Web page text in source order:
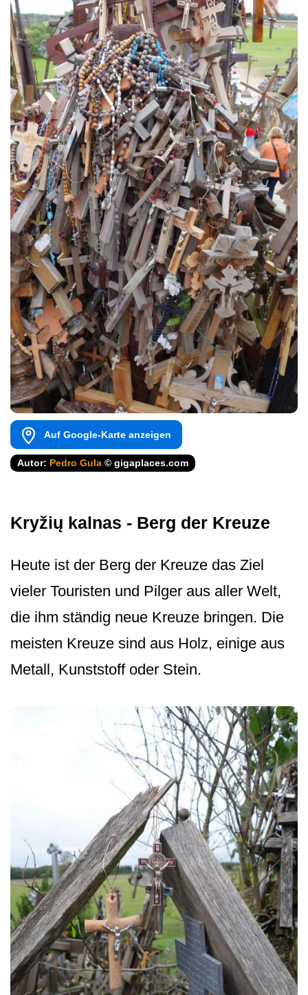
Auf Google-Karte anzeigen
Autor: Pedro Gula © gigaplaces.com
Kryžių kalnas - Berg der Kreuze
Heute ist der Berg der Kreuze das Ziel
vieler Touristen und Pilger aus aller Welt,
die ihm ständig neue Kreuze bringen. Die
meisten Kreuze sind aus Holz, einige aus
Metall, Kunststoff oder Stein.